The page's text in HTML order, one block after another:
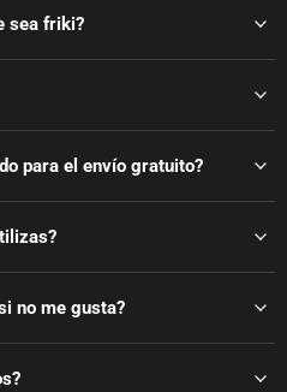
sea friki?
para el envío gratuito?
no me gusta?